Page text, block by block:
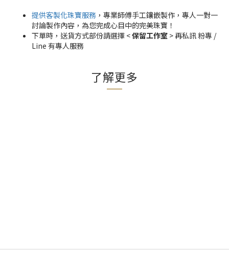
提供客製化珠寶服務 ，專業師傅手工鑲嵌製作，專人一對一
討論製作內容，為您完成心目中的完美珠寶！
下單時，送貨方式部份請選擇 <保留工作室 > 再私訊 粉專 /
Line 有專人服務
了解更多